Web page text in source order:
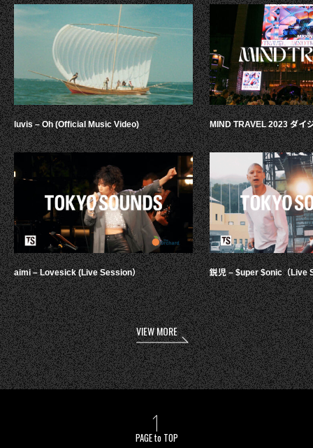
luvis – Oh (Official Music Video)
aimi – Lovesick (Live Session）
MIND TRAVEL 2023 ダイ
鋭児 – $uper $onic（Live
VIEW MORE
PAGE to TOP